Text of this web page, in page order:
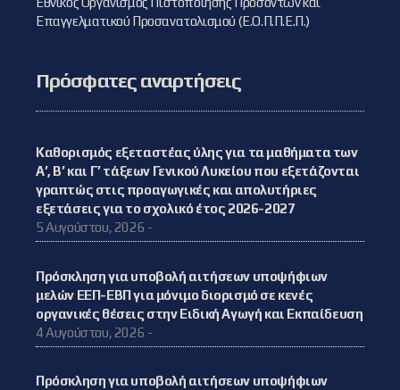
Επαγγελματικού Προσανατολισμού (Ε.Ο.Π.Π.Ε.Π.)
Πρόσφατες αναρτήσεις
Καθορισμός εξεταστέας ύλης για τα μαθήματα των
Α’, Β’ και Γ’ τάξεων Γενικού Λυκείου που εξετάζονται
γραπτώς στις προαγωγικές και απολυτήριες
εξετάσεις για το σχολικό έτος 2026-2027
5 Αυγούστου, 2026 -
Πρόσκληση για υποβολή αιτήσεων υποψήφιων
μελών ΕΕΠ-ΕΒΠ για μόνιμο διορισμό σε κενές
οργανικές θέσεις στην Ειδική Αγωγή και Εκπαίδευση
4 Αυγούστου, 2026 -
Πρόσκληση για υποβολή αιτήσεων υποψήφιων